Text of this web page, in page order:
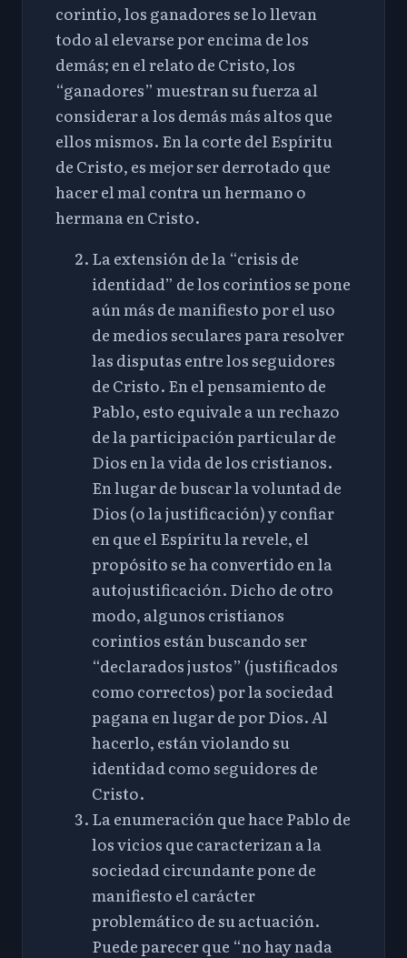
corintio, los ganadores se lo llevan
todo al elevarse por encima de los
demás; en el relato de Cristo, los
“ganadores” muestran su fuerza al
considerar a los demás más altos que
ellos mismos. En la corte del Espíritu
de Cristo, es mejor ser derrotado que
hacer el mal contra un hermano o
hermana en Cristo.
La extensión de la “crisis de
identidad” de los corintios se pone
aún más de manifiesto por el uso
de medios seculares para resolver
las disputas entre los seguidores
de Cristo. En el pensamiento de
Pablo, esto equivale a un rechazo
de la participación particular de
Dios en la vida de los cristianos.
En lugar de buscar la voluntad de
Dios (o la justificación) y confiar
en que el Espíritu la revele, el
propósito se ha convertido en la
autojustificación. Dicho de otro
modo, algunos cristianos
corintios están buscando ser
“declarados justos” (justificados
como correctos) por la sociedad
pagana en lugar de por Dios. Al
hacerlo, están violando su
identidad como seguidores de
Cristo.
La enumeración que hace Pablo de
los vicios que caracterizan a la
sociedad circundante pone de
manifiesto el carácter
problemático de su actuación.
Puede parecer que “no hay nada